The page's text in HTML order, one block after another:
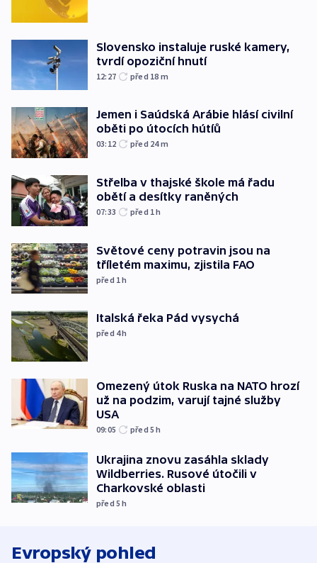
Slovensko instaluje ruské kamery,
tvrdí opoziční hnutí
12:27 před 18 m
Jemen i Saúdská Arábie hlásí civilní
oběti po útocích hútíů
03:12 před 24m
Střelba v thajské škole má řadu
obětí a desítky raněných
07:33 před 1h
Světové ceny potravin jsou na
tříletém maximu, zjistila FAO
před 1h
Italská řeka Pád vysychá
před 4h
Omezený útok Ruska na NATO hrozí
už na podzim, varují tajné služby
USA
09:05 před 5h
Ukrajina znovu zasáhla sklady
Wildberries. Rusové útočili v
Charkovské oblasti
před 5h
Evropský pohled